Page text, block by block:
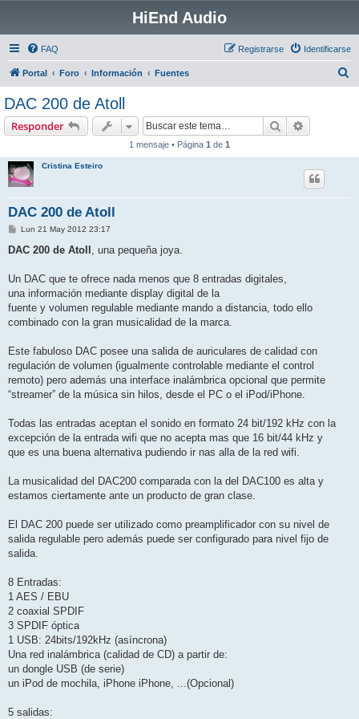
HiEnd Audio
FAQ Identificarse
Registrarse
Portal Foro Información Fuentes
DAC 200 de Atoll
Responder Buscar
1 mensaje • Página 1 de 1
Cristina Esteiro
DAC 200 de Atoll
M
n
j
Lun 21 May 2012 23:17
DAC 200 de Atoll , una pequeña joya.
Un DAC que te ofrece nada menos que 8 entradas digitales,
una información mediante display digital de la
fuente y volumen regulable mediante mando a distancia, todo ello
combinado con la gran musicalidad de la marca.
Este fabuloso DAC posee una salida de auriculares de calidad con
regulación de volumen (igualmente controlable mediante el control
remoto) pero además una interface inalámbrica opcional que permite
“streamer” de la música sin hilos, desde el PC o el iPod/iPhone.
Todas las entradas aceptan el sonido en formato 24 bit/192 kHz con la
excepción de la entrada wifi que no acepta mas que 16 bit/44 kHz y
que es una buena alternativa pudiendo ir nas alla de la red wifi.
La musicalidad del DAC200 comparada con la del DAC100 es alta y
estamos ciertamente ante un producto de gran clase.
El DAC 200 puede ser utilizado como preamplificador con su nivel de
salida regulable pero además puede ser configurado para nivel fijo de
salida.
8 Entradas:
1 AES / EBU
2 coaxial SPDIF
3 SPDIF óptica
1 USB: 24bits/192kHz (asíncrona)
Una red inalámbrica (calidad de CD) a partir de:
un dongle USB (de serie)
un iPod de mochila, iPhone iPhone, ...(Opcional)
5 salidas: